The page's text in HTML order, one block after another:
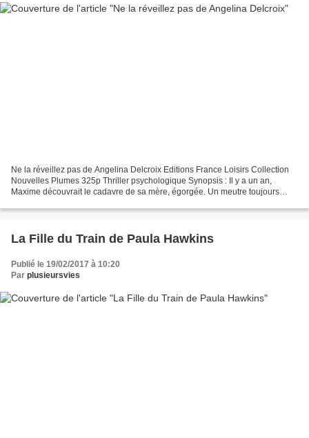
Ne la réveillez pas de Angelina Delcroix Editions France Loisirs Collection
Nouvelles Plumes 325p Thriller psychologique Synopsis : Il y a un an,
Maxime découvrait le cadavre de sa mère, égorgée. Un meutre toujours
La Fille du Train de Paula Hawkins
Publié le 19/02/2017 à 10:20
Par plusieursvies